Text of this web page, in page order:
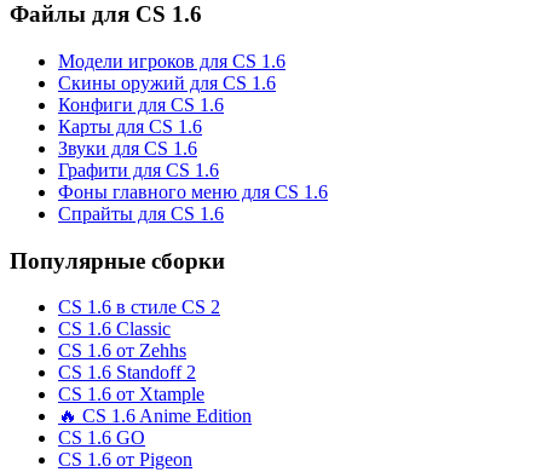
Файлы для CS 1.6
Модели игроков для CS 1.6
Скины оружий для CS 1.6
Конфиги для CS 1.6
Карты для CS 1.6
Звуки для CS 1.6
Графити для CS 1.6
Фоны главного меню для CS 1.6
Спрайты для CS 1.6
Популярные сборки
CS 1.6 в стиле CS 2
CS 1.6 Classic
CS 1.6 от Zehhs
CS 1.6 Standoff 2
CS 1.6 от Xtample
🔥 CS 1.6 Anime Edition
CS 1.6 GO
CS 1.6 от Pigeon